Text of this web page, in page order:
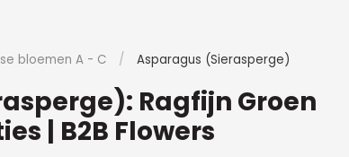
bloemen A - C / Asparagus (Sierasperge)
Ragfijn Groen
| B2B Flowers